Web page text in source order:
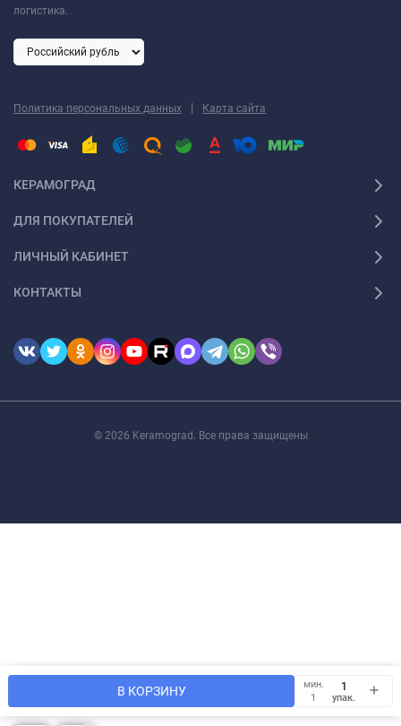
В КОРЗИНУ
мин.
1
упак.
логистика.
Политика персональных данных | Карта сайта
КЕРАМОГРАД
ДЛЯ ПОКУПАТЕЛЕЙ
ЛИЧНЫЙ КАБИНЕТ
КОНТАКТЫ
© 2026 Keramograd. Все права защищены
Мы используем файлы cookie, чтобы сайт был лучше для
OK